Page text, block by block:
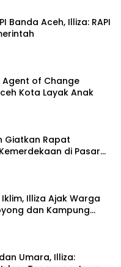
Banda Aceh, Illiza: RAPI
Agent of Change
Kota Layak Anak
Giatkan Rapat
di Pasar
Illiza Ajak Warga
dan Kampung
Umara, Illiza: